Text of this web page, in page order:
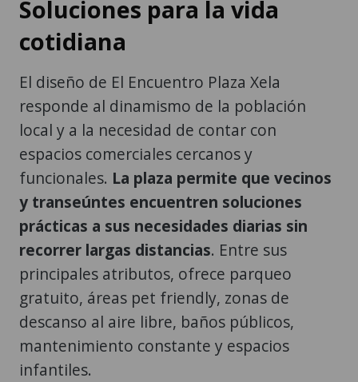
Soluciones para la vida
cotidiana
El diseño de El Encuentro Plaza Xela
responde al dinamismo de la población
local y a la necesidad de contar con
espacios comerciales cercanos y
funcionales. La plaza permite que vecinos
y transeúntes encuentren soluciones
prácticas a sus necesidades diarias sin
recorrer largas distancias. Entre sus
principales atributos, ofrece parqueo
gratuito, áreas pet friendly, zonas de
descanso al aire libre, baños públicos,
mantenimiento constante y espacios
infantiles.